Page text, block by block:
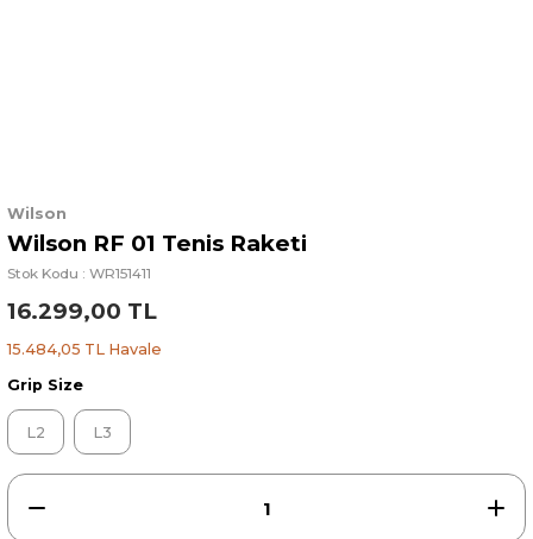
Wilson
Wilson RF 01 Tenis Raketi
Stok Kodu : WR151411
16.299,00 TL
15.484,05 TL Havale
Grip Size
L2 L3